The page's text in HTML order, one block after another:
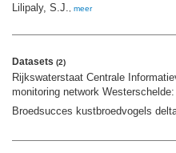
Lilipaly, S.J. meer
Datasets (2)
Rijkswaterstaat Centrale
monitoring network
Broedsucces kustbroedvogels